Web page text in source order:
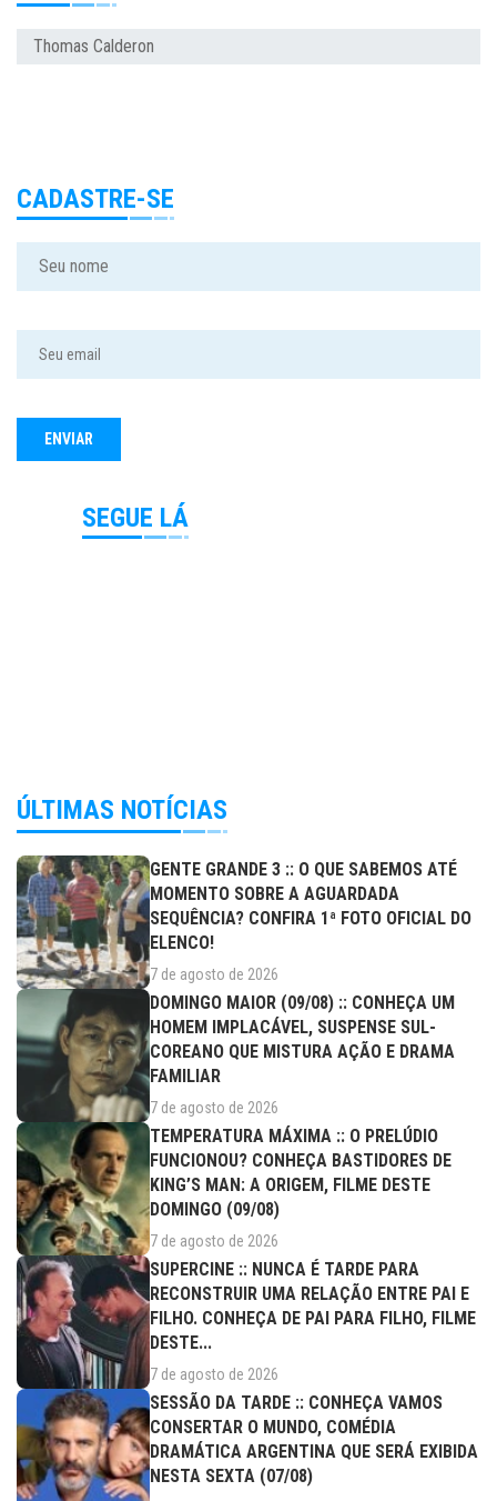
Thomas Calderon
CADASTRE-SE
SEGUE LÁ
ÚLTIMAS NOTÍCIAS
GENTE GRANDE 3 :: O QUE SABEMOS ATÉ
MOMENTO SOBRE A AGUARDADA
SEQUÊNCIA? CONFIRA 1ª FOTO OFICIAL DO
ELENCO!
7 de agosto de 2026
DOMINGO MAIOR (09/08) :: CONHEÇA UM
HOMEM IMPLACÁVEL, SUSPENSE SUL-
COREANO QUE MISTURA AÇÃO E DRAMA
FAMILIAR
7 de agosto de 2026
TEMPERATURA MÁXIMA :: O PRELÚDIO
FUNCIONOU? CONHEÇA BASTIDORES DE
KING’S MAN: A ORIGEM, FILME DESTE
DOMINGO (09/08)
7 de agosto de 2026
SUPERCINE :: NUNCA É TARDE PARA
RECONSTRUIR UMA RELAÇÃO ENTRE PAI E
FILHO. CONHEÇA DE PAI PARA FILHO, FILME
DESTE...
7 de agosto de 2026
SESSÃO DA TARDE :: CONHEÇA VAMOS
CONSERTAR O MUNDO, COMÉDIA
DRAMÁTICA ARGENTINA QUE SERÁ EXIBIDA
NESTA SEXTA (07/08)